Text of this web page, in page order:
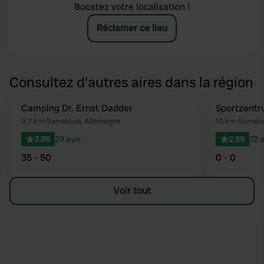
Boostez votre localisation !
Réclamer ce lieu
Consultez d'autres aires dans la région
Préféré
Camping Dr. Ernst Dadder
9,7 km•Sarrelouis, Allemagne
3.86 29 avis
35 - 50
10 km•
2.89 72
0 - 0
Voir tout